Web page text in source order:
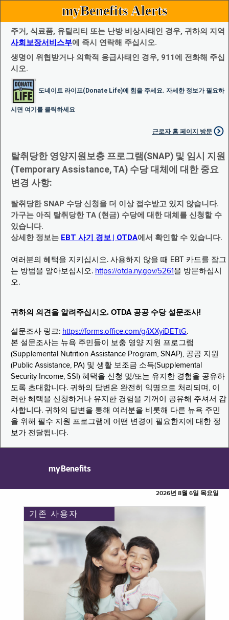
myBenefits Alerts
주거, 식료품, 유틸리티 또는 난방 비상사태인 경우, 귀하의 지역
사회보장서비스부에 즉시 연락해 주십시오.
생명이 위협받거나 의학적 응급사태인 경우, 911에 전화해 주십
시오.
도네이트 라이프(Donate Life)에 힘을 주세요. 자세한 정보가 필요하
시면 여기를 클릭하세요
근로자 홈 페이지 방문
탈취당한 영양지원보충 프로그램(SNAP) 및 임시 지원
(Temporary Assistance, TA) 수당 대체에 대한 중요
변경 사항:
탈취당한 SNAP 수당 신청을 더 이상 접수받고 있지 않습니다.
가구는 아직 탈취당한 TA (현금) 수당에 대한 대체를 신청할 수
있습니다.
상세한 정보는 EBT 사기 경보 | OTDA에서 확인할 수 있습니다.
여러분의 혜택을 지키십시오. 사용하지 않을 때 EBT 카드를 잠그
는 방법을 알아보십시오. https://otda.ny.gov/5261 을 방문하십시
오.
귀하의 의견을 알려주십시오. OTDA 공공 수당 설문조사!
설문조사 링크: https://forms.office.com/g/iXXyiDETtG.
본 설문조사는 뉴욕 주민들이 보충 영양 지원 프로그램
(Supplemental Nutrition Assistance Program, SNAP), 공공 지원
(Public Assistance, PA) 및 생활 보조금 소득(Supplemental
Security Income, SSI) 혜택을 신청 및/또는 유지한 경험을 공유하
도록 초대합니다. 귀하의 답변은 완전히 익명으로 처리되며, 이
러한 혜택을 신청하거나 유지한 경험을 기꺼이 공유해 주셔서 감
사합니다. 귀하의 답변을 통해 여러분을 비롯해 다른 뉴욕 주민
을 위해 필수 지원 프로그램에 어떤 변경이 필요한지에 대한 정
보가 전달됩니다.
myBenefits
2026년 8월 6일 목요일
기존 사용자